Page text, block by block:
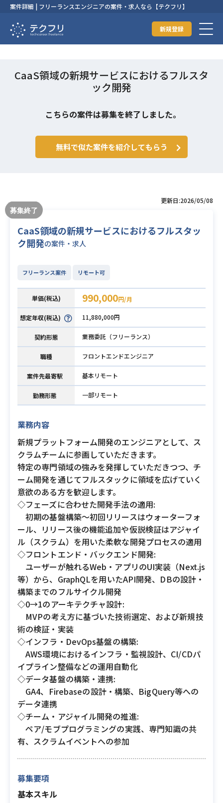
案件詳細 | フリーランスエンジニアの案件・求人なら【テクフリ】
新規登録
CaaS領域の新規サービスにおけるフルスタ
ック開発
こちらの案件は募集を終了しました。
無料で似た案件を紹介してもらう
更新日:2026/05/08
CaaS領域の新規サービスにおけるフルスタッ
ク開発の案件・求人
フリーランス案件 リモート可
単価(税込) 990,000円/月
想定年収(税込) 11,880,000円
契約形態 業務委託（フリーランス）
職種 フロントエンドエンジニア
案件先最寄駅 基本リモート
勤務形態 一部リモート
業務内容
新規プラットフォーム開発のエンジニアとして、ス
クラムチームに参画していただきます。
特定の専門領域の強みを発揮していただきつつ、チ
ーム開発を通じてフルスタックに領域を広げていく
意欲のある方を歓迎します。
◇フェーズに合わせた開発手法の適用:
初期の基盤構築〜初回リリースはウォーターフォ
ール、リリース後の機能追加や仮説検証はアジャイ
ル（スクラム）を用いた柔軟な開発プロセスの適用
◇フロントエンド・バックエンド開発:
ユーザーが触れるWeb・アプリのUI実装（Next.js
等）から、GraphQLを用いたAPI開発、DBの設計・
構築までのフルサイクル開発
◇0→1のアーキテクチャ設計:
MVPの考え方に基づいた技術選定、および新規技
術の検証・実装
◇インフラ・DevOps基盤の構築:
AWS環境におけるインフラ・監視設計、CI/CDパ
イプライン整備などの運用自動化
◇データ基盤の構築・連携:
GA4、Firebaseの設計・構築、BigQuery等への
データ連携
◇チーム・アジャイル開発の推進:
ペア/モブプログラミングの実践、専門知識の共
有、スクラムイベントへの参加
募集要項
基本スキル